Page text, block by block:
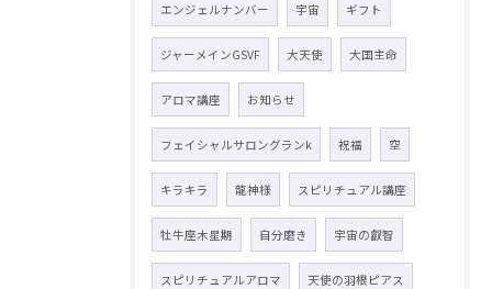
エンジェルナンバー 宇宙 ギフト
ジャーメインGSVF 大天使 大国主命
アロマ講座 お知らせ
フェイシャルサロングランk 祝福 空
キラキラ 龍神様 スピリチュアル講座
牡牛座木星期 自分磨き 宇宙の叡智
スピリチュアルアロマ 天使の羽根ピアス